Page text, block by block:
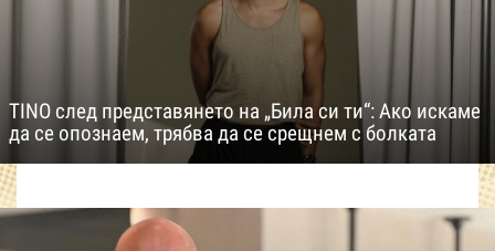
TINO след представянето на „Била си ти“: Ако искаме
да се опознаем, трябва да се срещнем с болката